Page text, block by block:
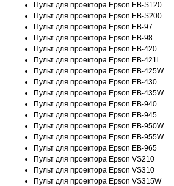
Пульт для проектора Epson EB-S120
Пульт для проектора Epson EB-S200
Пульт для проектора Epson EB-97
Пульт для проектора Epson EB-98
Пульт для проектора Epson EB-420
Пульт для проектора Epson EB-421i
Пульт для проектора Epson EB-425W
Пульт для проектора Epson EB-430
Пульт для проектора Epson EB-435W
Пульт для проектора Epson EB-940
Пульт для проектора Epson EB-945
Пульт для проектора Epson EB-950W
Пульт для проектора Epson EB-955W
Пульт для проектора Epson EB-965
Пульт для проектора Epson VS210
Пульт для проектора Epson VS310
Пульт для проектора Epson VS315W